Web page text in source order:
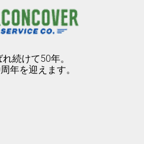
b
e
g
r
a
続けて50年。
年を迎えます。